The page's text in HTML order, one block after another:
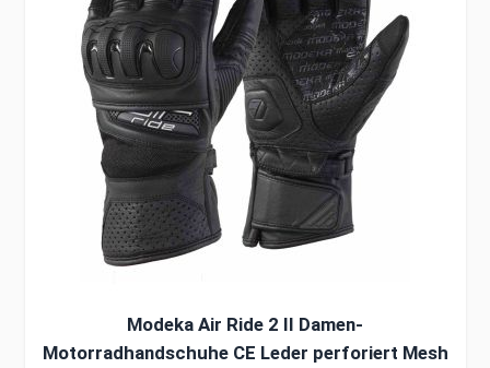
Modeka Air Ride 2 II Damen-
Motorradhandschuhe CE Leder perforiert Mesh